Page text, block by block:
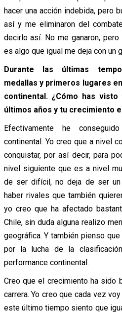
hacer una acción indebida, pero
así y me eliminaron del
decirlo así. No me ganaron,
es algo que igual me deja con un
Durante las últimas
medallas y primeros lugares
continental. ¿Cómo has
últimos años y tu crecimiento
Efectivamente he
continental. Yo creo que a nivel
conquistar, por así decir, para
nivel siguiente que es a nivel
de ser difícil, no deja de ser
haber rivales que también
yo creo que ha afectado
Chile, sin duda alguna realizo
geográfica. Y también pienso
por la lucha de la
performance continental.
Creo que el crecimiento ha sido
carrera. Yo creo que cada vez
este último tiempo siento que